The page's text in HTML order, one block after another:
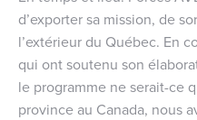
d’exporter sa mission, de
l’extérieur du Québec. En
qui ont soutenu son
le programme ne serait-ce
province au Canada, nous